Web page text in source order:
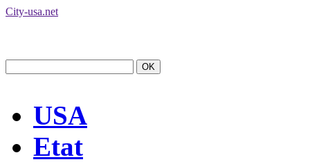
City-usa.net
USA
Etat